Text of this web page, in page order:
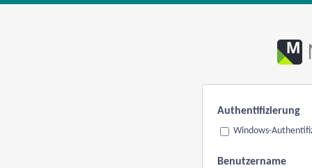
Authentifizierung
Windows-
Benutzername